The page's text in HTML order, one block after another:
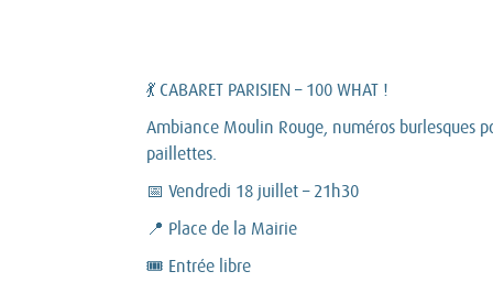
💃 CABARET PARISIEN – 100 WHAT !
Ambiance Moulin Rouge, numéros burlesques
paillettes.
📅 Vendredi 18 juillet – 21h30
📍 Place de la Mairie
🎟️ Entrée libre